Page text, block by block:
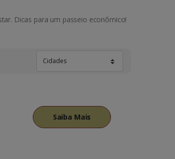
Dicas para um passeio econômico!
Saiba Mais